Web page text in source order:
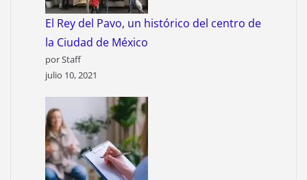
El Rey del Pavo, un histórico del centro de
la Ciudad de México
por Staff
julio 10, 2021